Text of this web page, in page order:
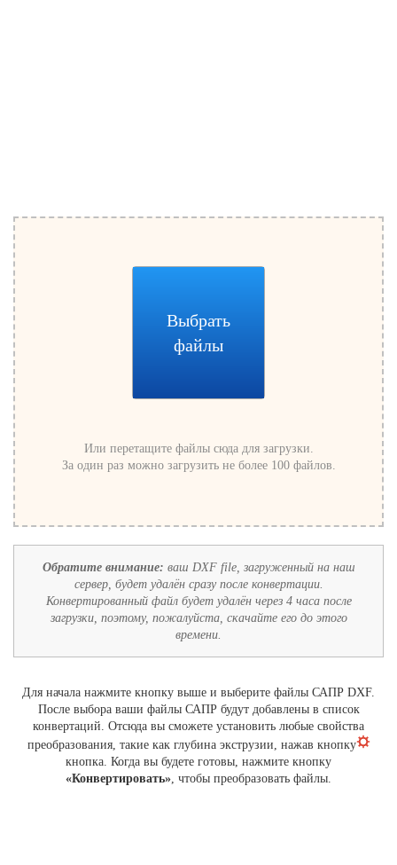
Выбрать
файлы
Или перетащите файлы сюда для загрузки.
За один раз можно загрузить не более 100 файлов.
Обратите внимание: ваш DXF file, загруженный на наш
сервер, будет удалён сразу после конвертации.
Конвертированный файл будет удалён через 4 часа после
загрузки, поэтому, пожалуйста, скачайте его до этого
времени.
Для начала нажмите кнопку выше и выберите файлы САПР DXF.
После выбора ваши файлы САПР будут добавлены в список
конвертаций. Отсюда вы сможете установить любые свойства
преобразования, такие как глубина экструзии, нажав кнопку
кнопка. Когда вы будете готовы, нажмите кнопку
«Конвертировать», чтобы преобразовать файлы.